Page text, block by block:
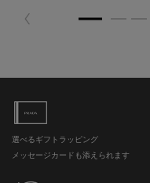
選べるギフトラッピング
メッセージカードも添えられます